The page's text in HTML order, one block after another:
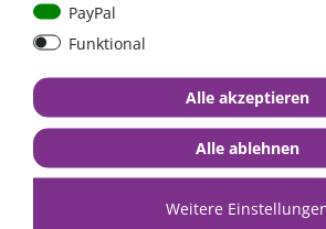
Haltespoiler 53cm für
Solarmodule | 201-2053
| 2 Stück Schwarz
68cm,
PayPal
Funktional
Weitere
Alle akzeptieren
Alle ablehnen